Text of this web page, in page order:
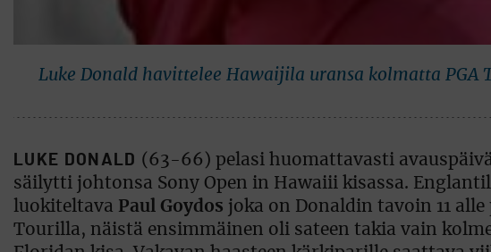
Luke Donald havittelee Hawaijila uransa kolmatta
LUKE DONALD (63-66) pelasi huomattavasti
säilytti johtonsa Sony Open in Hawaiii kisassa.
luokiteltava Paul Goydos joka on Donaldin tavoin 11
Tourilla, näistä ensimmäinen oli sateen takia vain